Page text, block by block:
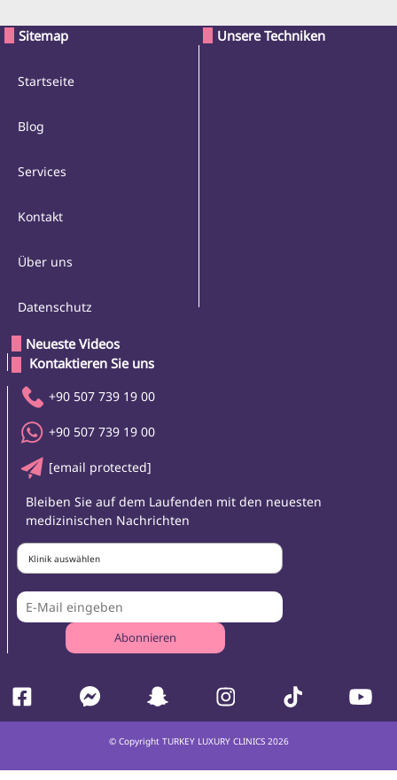
Sitemap
Startseite
Blog
Services
Kontakt
Über uns
Datenschutz
Unsere Techniken
Neueste Videos
Kontaktieren Sie uns
+90 507 739 19 00
+90 507 739 19 00
[email protected]
Bleiben Sie auf dem Laufenden mit den neuesten
medizinischen Nachrichten
Klinik auswählen
Abonnieren
© Copyright TURKEY LUXURY CLINICS 2026